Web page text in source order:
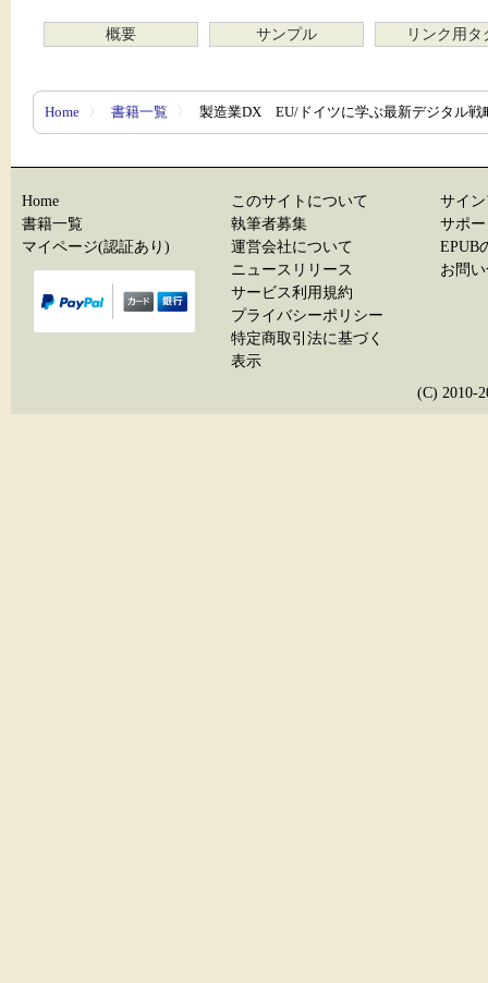
概要 サンプル リンク用タ
Home 〉 書籍一覧 〉 製造業DX EU/ドイツに学ぶ最新デジタル戦
Home
書籍一覧
マイページ(認証あり)
このサイトについて
執筆者募集
運営会社について
ニュースリリース
サービス利用規約
プライバシーポリシー
特定商取引法に基づく
表示
サイ
サポ
EPUB
お問
(C) 2010-